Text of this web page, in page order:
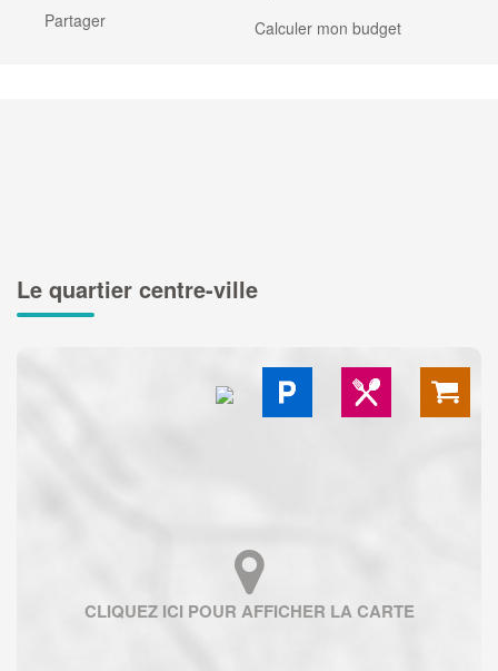
Partager
Calculer mon budget
Le quartier centre-ville